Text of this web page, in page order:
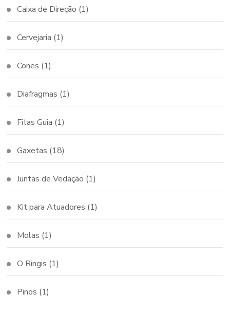
Caixa de Direção (1)
Cervejaria (1)
Cones (1)
Diafragmas (1)
Fitas Guia (1)
Gaxetas (18)
Juntas de Vedação (1)
Kit para Atuadores (1)
Molas (1)
O Ringis (1)
Pinos (1)